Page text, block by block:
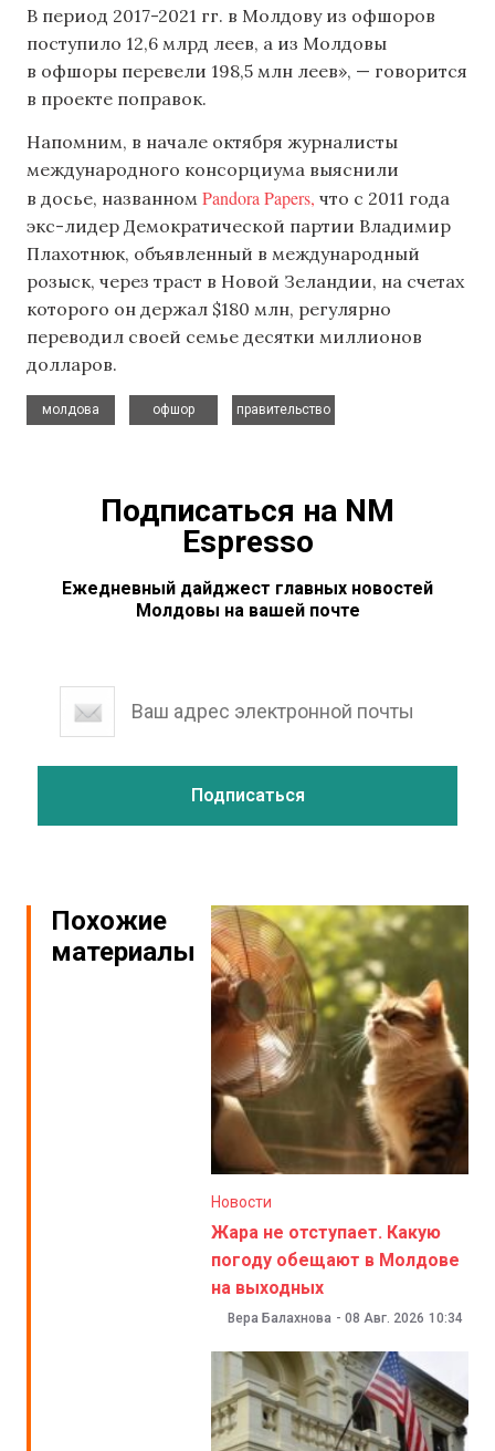
В период 2017-2021 гг. в Молдову из офшоров
поступило 12,6 млрд леев, а из Молдовы
в офшоры перевели 198,5 млн леев», — говорится
в проекте поправок.
Напомним, в начале октября журналисты
международного консорциума выяснили
в досье, названном Pandora Papers, что с 2011 года
экс-лидер Демократической партии Владимир
Плахотнюк, объявленный в международный
розыск, через траст в Новой Зеландии, на счетах
которого он держал $180 млн, регулярно
переводил своей семье десятки миллионов
долларов.
молдова
офшор
правительство
Подписаться на NM
Espresso
Ежедневный дайджест главных новостей
Молдовы на вашей почте
Похожие
материалы
Новости
Жара не отступает. Какую
погоду обещают в Молдове
на выходных
Вера Балахнова - 08 Авг. 2026 10:34